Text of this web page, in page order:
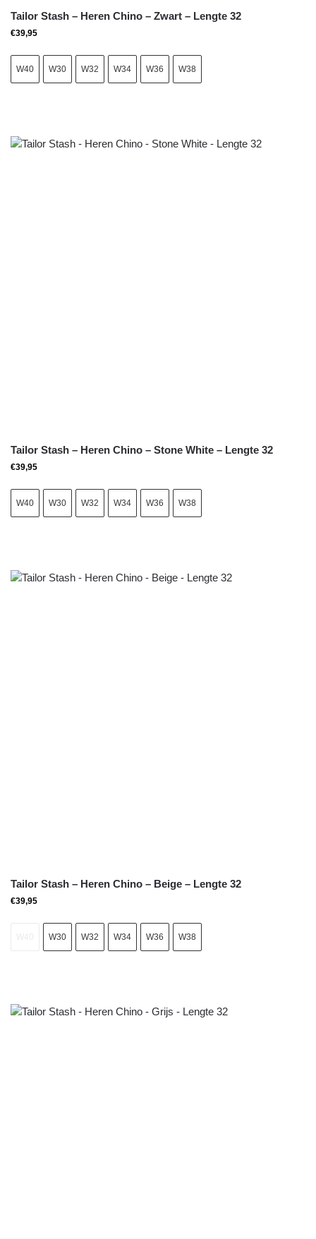
Tailor Stash – Heren Chino – Zwart – Lengte 32
€39,95
W40 W30 W32 W34 W36 W38
Tailor Stash – Heren Chino – Stone White – Lengte 32
€39,95
W40 W30 W32 W34 W36 W38
Tailor Stash – Heren Chino – Beige – Lengte 32
€39,95
W30 W32 W34 W36 W38